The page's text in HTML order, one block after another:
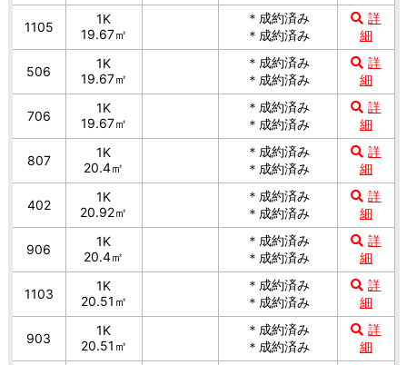
1105
1K
19.67㎡
＊成約済み
＊成約済み
詳
細
506
1K
19.67㎡
＊成約済み
＊成約済み
詳
細
706
1K
19.67㎡
＊成約済み
＊成約済み
詳
細
807
1K
20.4㎡
＊成約済み
＊成約済み
詳
細
402
1K
20.92㎡
＊成約済み
＊成約済み
詳
細
906
1K
20.4㎡
＊成約済み
＊成約済み
詳
細
1103
1K
20.51㎡
＊成約済み
＊成約済み
詳
細
903
1K
20.51㎡
＊成約済み
＊成約済み
詳
細